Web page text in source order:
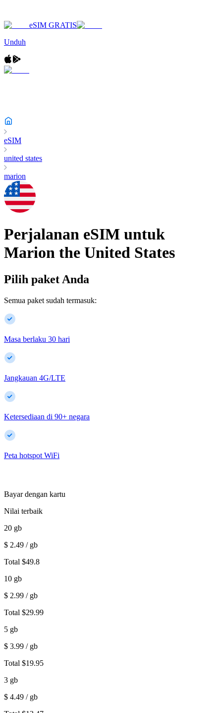
eSIM GRATIS
Unduh
eSIM
united states
marion
Perjalanan eSIM untuk
Marion the United States
Pilih paket Anda
Semua paket sudah termasuk:
Masa berlaku 30 hari
Jangkauan 4G/LTE
Ketersediaan di 90+ negara
Peta hotspot WiFi
Bayar dengan kartu
Nilai terbaik
20 gb
$ 2.49 / gb
Total $49.8
10 gb
$ 2.99 / gb
Total $29.99
5 gb
$ 3.99 / gb
Total $19.95
3 gb
$ 4.49 / gb